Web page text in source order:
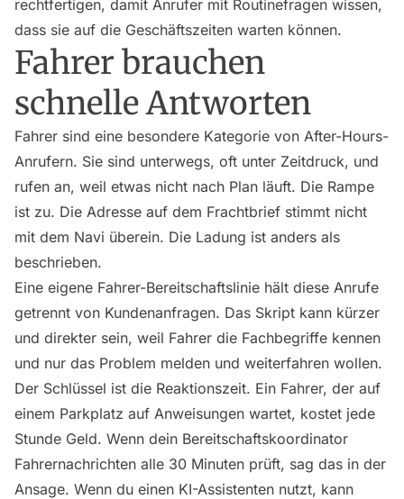
rechtfertigen, damit Anrufer mit Routinefragen wissen,
dass sie auf die Geschäftszeiten warten können.
Fahrer brauchen
schnelle Antworten
Fahrer sind eine besondere Kategorie von After-Hours-
Anrufern. Sie sind unterwegs, oft unter Zeitdruck, und
rufen an, weil etwas nicht nach Plan läuft. Die Rampe
ist zu. Die Adresse auf dem Frachtbrief stimmt nicht
mit dem Navi überein. Die Ladung ist anders als
beschrieben.
Eine eigene Fahrer-Bereitschaftslinie hält diese Anrufe
getrennt von Kundenanfragen. Das Skript kann kürzer
und direkter sein, weil Fahrer die Fachbegriffe kennen
und nur das Problem melden und weiterfahren wollen.
Der Schlüssel ist die Reaktionszeit. Ein Fahrer, der auf
einem Parkplatz auf Anweisungen wartet, kostet jede
Stunde Geld. Wenn dein Bereitschaftskoordinator
Fahrernachrichten alle 30 Minuten prüft, sag das in der
Ansage. Wenn du einen KI-Assistenten nutzt, kann